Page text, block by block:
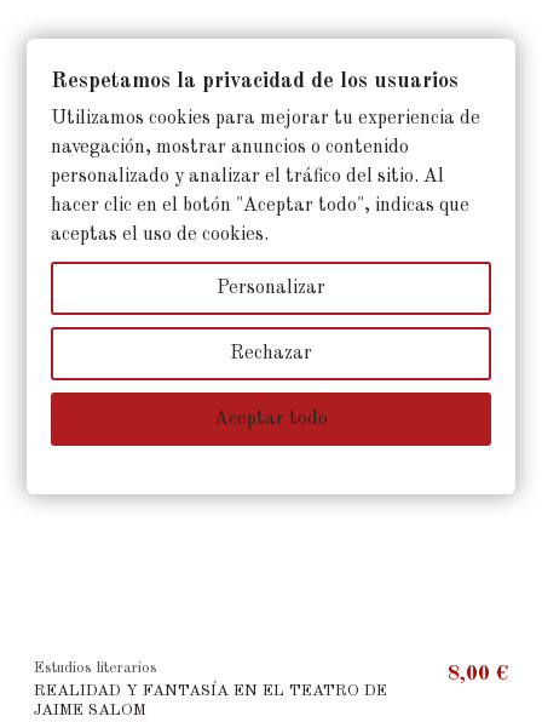
Libros antiguos
OBRAS COMPLETAS
20,00 €
Estudios literarios
REALIDAD Y FANTASÍA EN EL TEATRO DE
JAIME SALOM
8,00 €
Respetamos la privacidad de los usuarios
Utilizamos cookies para mejorar tu experiencia de
navegación, mostrar anuncios o contenido
personalizado y analizar el tráfico del sitio. Al
hacer clic en el botón "Aceptar todo", indicas que
aceptas el uso de cookies.
Personalizar
Rechazar
Aceptar todo